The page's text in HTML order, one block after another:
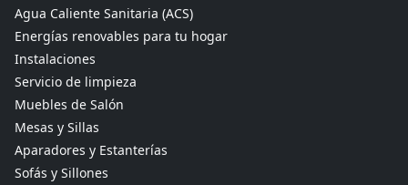
Agua Caliente Sanitaria (ACS)
Energías renovables para tu hogar
Instalaciones
Servicio de limpieza
Muebles de Salón
Mesas y Sillas
Aparadores y Estanterías
Sofás y Sillones